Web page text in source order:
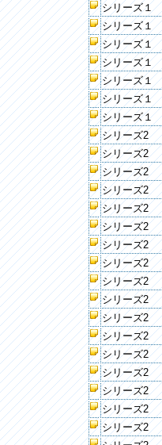
シリーズ１
シリーズ１
シリーズ１
シリーズ１
シリーズ１
シリーズ１
シリーズ１
シリーズ2
シリーズ2
シリーズ2
シリーズ2
シリーズ2
シリーズ2
シリーズ2
シリーズ2
シリーズ2
シリーズ2
シリーズ2
シリーズ2
シリーズ2
シリーズ2
シリーズ2
シリーズ2
シリーズ2